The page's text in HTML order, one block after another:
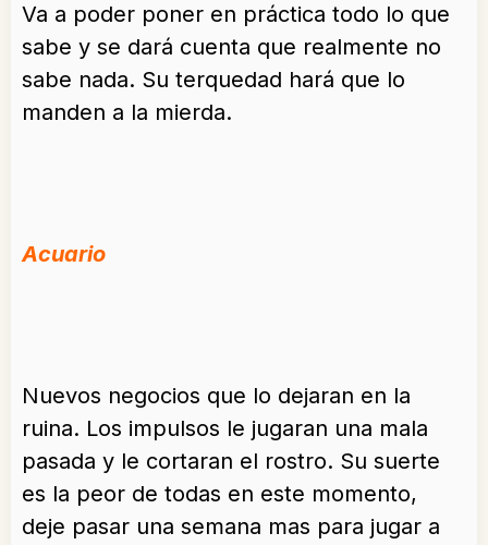
Va a poder poner en práctica todo lo que
sabe y se dará cuenta que realmente no
sabe nada. Su terquedad hará que lo
manden a la mierda.
Acuario
Nuevos negocios que lo dejaran en la
ruina. Los impulsos le jugaran una mala
pasada y le cortaran el rostro. Su suerte
es la peor de todas en este momento,
deje pasar una semana mas para jugar a